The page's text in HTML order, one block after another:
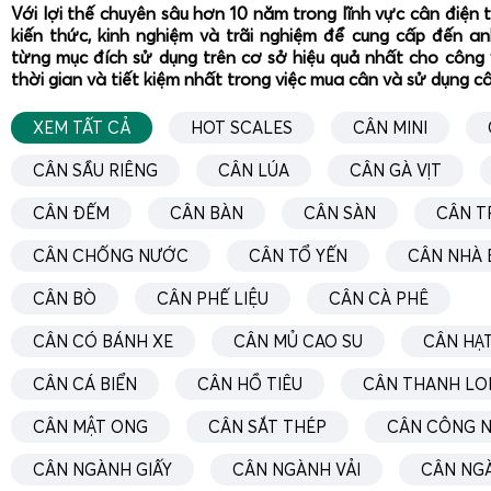
khẩu phần ăn, lập kế hoạch xuất bán.
Cân bò DS-166SS cảm biến trên 2 tấn
Cân bò DS-166SS cảm biến trên 2 tấn
phù hợp với:
Trang trại quy mô lớn, cân bò trọng lượng lớn hoặc
Trạm thu mua, lò mổ, doanh nghiệp chế biến thịt.
Đơn vị cần cân cả bò, trâu, heo với tải trọng lớn, tần
Phiên bản 2 tấn có khung sàn chắc chắn hơn, kích thước
chính xác, giúp chủ trang trại kiểm soát chính xác trọng
khi giao dịch mua bán.
Tính năng nổi bật: chốt số, bánh xe di chuyển, tủ
Bên cạnh cấu tạo cơ khí và cảm biến,cân điện tử cân bò
Với lợi thế chuyên sâu hơn 10 năm trong lĩnh vực cân điện
kiến thức, kinh nghiệm và trãi nghiệm để cung cấp đến
từng mục đích sử dụng trên cơ sở hiệu quả nhất cho
thời gian và tiết kiệm nhất trong việc mua cân và sử dụng
XEM TẤT CẢ HOT SCALES CÂN MINI
CÂN SẦU RIÊNG CÂN LÚA CÂN GÀ VỊT
CÂN ĐẾM CÂN BÀN CÂN SÀN CÂN
CÂN CHỐNG NƯỚC CÂN TỔ YẾN CÂN NHÀ
CÂN BÒ CÂN PHẾ LIỆU CÂN CÀ PHÊ
CÂN CÓ BÁNH XE CÂN MỦ CAO SU CÂN
CÂN CÁ BIỂN CÂN HỒ TIÊU CÂN THANH
CÂN MẬT ONG CÂN SẮT THÉP CÂN CÔNG
CÂN NGÀNH GIẤY CÂN NGÀNH VẢI CÂN